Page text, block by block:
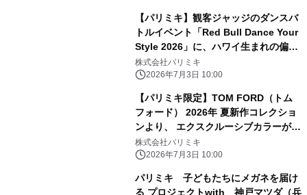
【パリミキ】観客ジャッジのダンスバ
トルイベント「Red Bull Dance Your
Style 2026」に、ハワイ生まれの偏光
サングラスブランド「Maui Jim(マウ
イジム)」特設ブースを出店！7月5
株式会社パリミキ
2026年7月3日 10:00
【パリミキ限定】TOM FORD（トム
フォード） 2026年 夏新作コレクショ
ンより、 エクスクルーシブカラーが７
月３日（金）限定発売！
株式会社パリミキ
2026年7月3日 10:00
パリミキ 子どもたちにメガネを届け
る プロジェクトwith 神戸マツダ（兵